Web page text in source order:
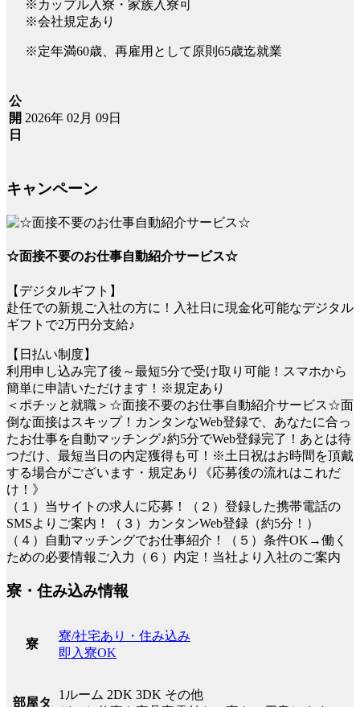
※カップル入寮・家族入寮可
※会社規定あり
※定年満60歳、再雇用として原則65歳迄就業
公
開
日
2026年 02月 09日
キャンペーン
☆面接不要のお仕事自動紹介サービス☆
【デジタルギフト】
赴任での新規ご入社の方に！入社日に現金化可能なデジタル
ギフトで2万円分支給♪
【日払い制度】
利用申し込み完了後～最短5分で受け取り可能！スマホから
簡単に申請いただけます！※規定あり
＜ポチッと就職＞☆面接不要のお仕事自動紹介サービス☆面
倒な面接はスキップ！カンタンなWeb登録で、あなたに合っ
たお仕事を自動マッチング♪約5分でWeb登録完了！あとは待
つだけ、最短当日の内定獲得も可！※土日祝はお時間を頂戴
する場合がございます・規定あり《応募後の流れはこれだ
け！》
（１）当サイトの求人に応募！（２）登録した携帯電話の
SMSよりご案内！（３）カンタンWeb登録（約5分！）
（４）自動マッチングでお仕事紹介！（５）条件OK→働く
ための必要情報ご入力（６）内定！当社より入社のご案内
寮・住み込み情報
寮
寮/社宅あり・住み込み
即入寮OK
部屋タ
1ルーム 2DK 3DK その他